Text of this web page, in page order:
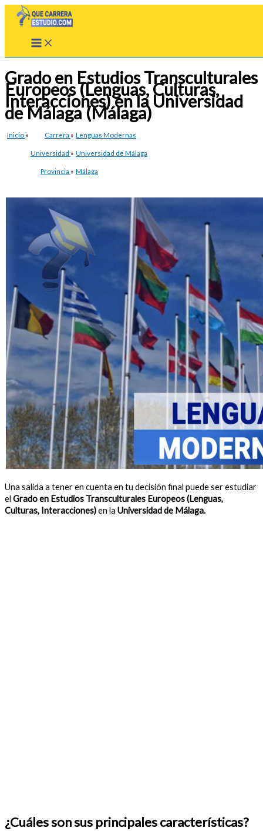
Grado en Estudios Transculturales
Europeos (Lenguas, Culturas,
Interacciones) en la Universidad
de Málaga (Málaga)
Inicio » Carrera » Lenguas Modernas
Universidad » Universidad de Málaga
Provincia » Málaga
Una salida a tener en cuenta en tu decisión final puede ser estudiar
el Grado en Estudios Transculturales Europeos (Lenguas,
Culturas, Interacciones)en la Universidad de Málaga.
¿Cuáles son sus principales características?